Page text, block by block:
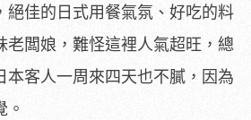
絕佳的日式用餐氣氛、好吃的料
老闆娘，難怪這裡人氣超旺，總
本客人一周來四天也不膩，因為
。